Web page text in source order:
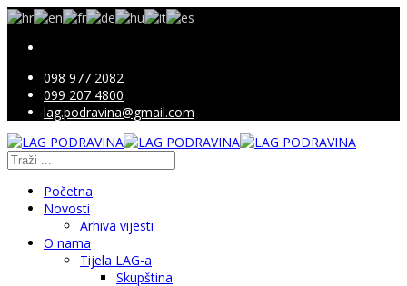
098 977 2082
099 207 4800
lag.podravina@gmail.com
Početna
Novosti
Arhiva vijesti
O nama
Tijela LAG-a
Skupština